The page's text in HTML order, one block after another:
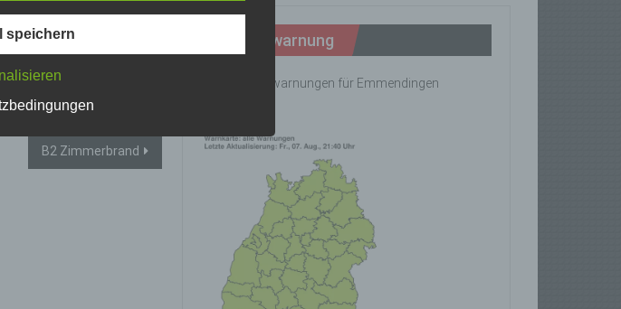
B2 Zimmerbrand
Wetterwarnung
Keine Wetterwarnungen für Emmendingen
beim Erlass der Datenschutz-
Kunden und Geschäftspartner
dies zu gewährleisten, möchten wir vorab
speichern